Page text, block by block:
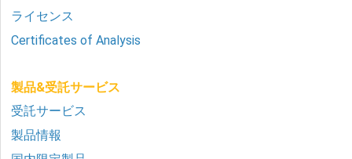
ライセンス
Certificates of Analysis
製品&受託サービス
受託サービス
製品情報